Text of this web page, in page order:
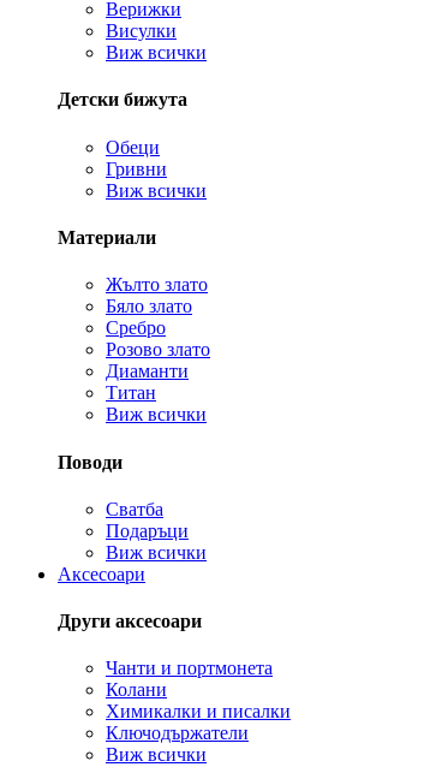
Верижки
Висулки
Виж всички
Детски бижута
Обеци
Гривни
Виж всички
Материали
Жълто злато
Бяло злато
Сребро
Розово злато
Диаманти
Титан
Виж всички
Поводи
Сватба
Подаръци
Виж всички
Аксесоари
Други аксесоари
Чанти и портмонета
Колани
Химикалки и писалки
Ключодържатели
Виж всички